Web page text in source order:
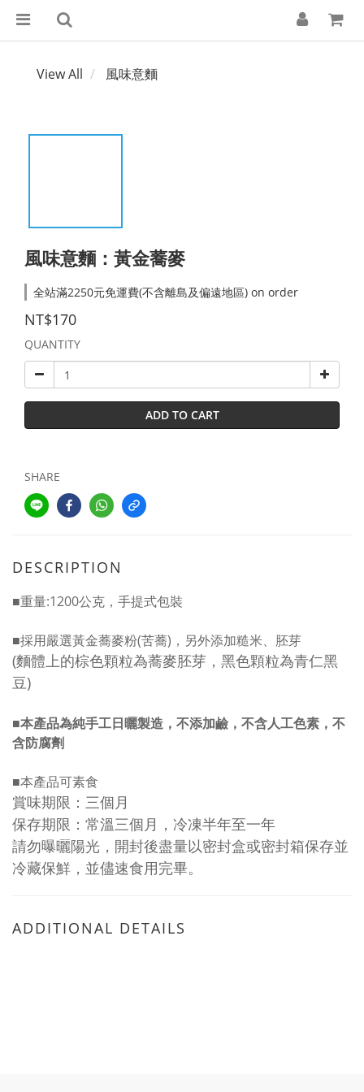
View All 風味意麵
風味意麵：黃金蕎麥
全站滿2250元免運費(不含離島及偏遠地區) on order
NT$170
QUANTITY
ADD TO CART
SHARE
DESCRIPTION
■重量:1200公克 ，手提式包裝
■採用嚴選黃金蕎麥粉(苦蕎)，另外添加糙米、 胚芽
(麵體上的棕色顆粒為蕎麥胚芽，黑色顆粒為青仁黑
豆)
■本產品為純手工日曬製造 ， 不添加鹼， 不含人工色素，不
含防腐劑
■本產品可素食
賞味期限：三個月
保存期限：常溫三個月，冷凍半年至一年
請勿曝曬陽光，開封後盡量以密封盒或密封箱保存並
冷藏保鮮，並儘速食用完畢。
ADDITIONAL DETAILS